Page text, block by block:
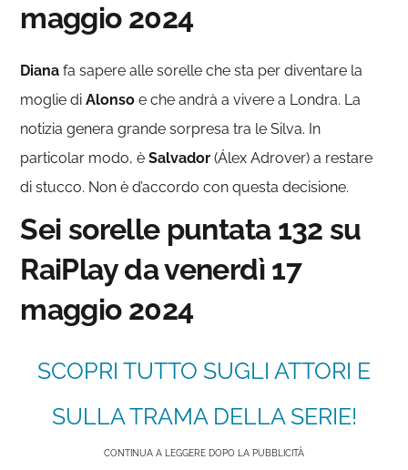
maggio 2024
Diana fa sapere alle sorelle che sta per diventare la
moglie diAlonso e che andrà a vivere a Londra. La
notizia genera grande sorpresa tra le Silva. In
particolar modo, èSalvador (Álex Adrover) a restare
di stucco. Non è d’accordo con questa decisione.
Sei sorelle puntata 132 su
RaiPlay da venerdì 17
maggio 2024
SCOPRI TUTTO SUGLI ATTORI E
SULLA TRAMA DELLA SERIE!
CONTINUA A LEGGERE DOPO LA PUBBLICITÀ